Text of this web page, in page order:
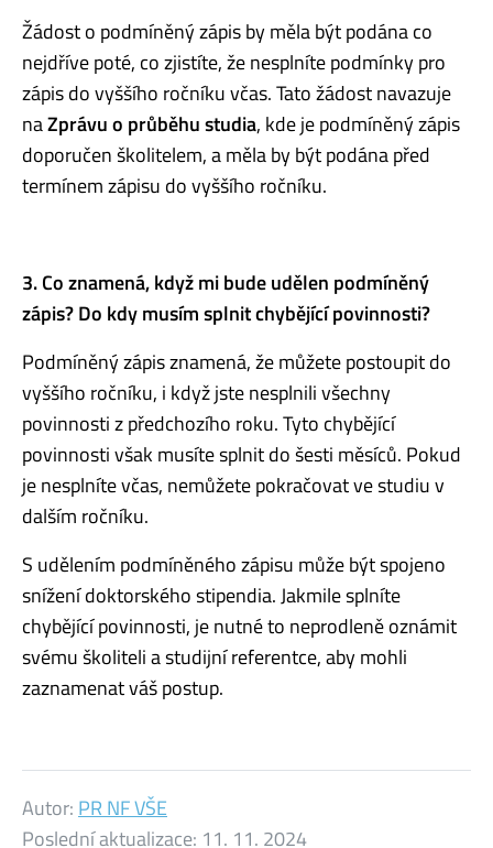
Žádost o podmíněný zápis by měla být podána co
nejdříve poté, co zjistíte, že nesplníte podmínky pro
zápis do vyššího ročníku včas. Tato žádost navazuje
naZprávu o průběhu studia, kde je podmíněný zápis
doporučen školitelem, a měla by být podána před
termínem zápisu do vyššího ročníku.
3. Co znamená, když mi bude udělen podmíněný
zápis? Do kdy musím splnit chybějící povinnosti?
Podmíněný zápis znamená, že můžete postoupit do
vyššího ročníku, i když jste nesplnili všechny
povinnosti z předchozího roku. Tyto chybějící
povinnosti však musíte splnit do šesti měsíců. Pokud
je nesplníte včas, nemůžete pokračovat ve studiu v
dalším ročníku.
S udělením podmíněného zápisu může být spojeno
snížení doktorského stipendia. Jakmile splníte
chybějící povinnosti, je nutné to neprodleně oznámit
svému školiteli a studijní referentce, aby mohli
zaznamenat váš postup.
Autor: PR NF VŠE
Poslední aktualizace: 11. 11. 2024